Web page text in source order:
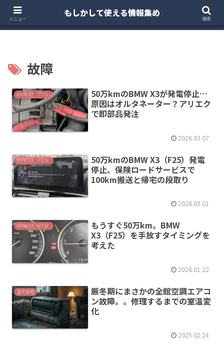
ホーム 注文住宅
故障
BMW X3 （F25）
50万kmのBMW X3が発電停止…
原因はオルタネーター？アリエク
で即部品発注
2026.03.07
BMW X3 （F25）
50万kmのBMW X3（F25）発電
停止、保険ロードサービスで
100km搬送と帰宅の段取り
2026.03.01
BMW X3 （F25）
もうすぐ50万km。BMW
X3（F25）を手放すタイミングを
考えた
2026.01.22
注文住宅
厳冬期にまさかの全館空調エアコ
ン故障。。修理するまでの室温変
化
2025.02.24
メニュー
もしかして使える情報集め
検索